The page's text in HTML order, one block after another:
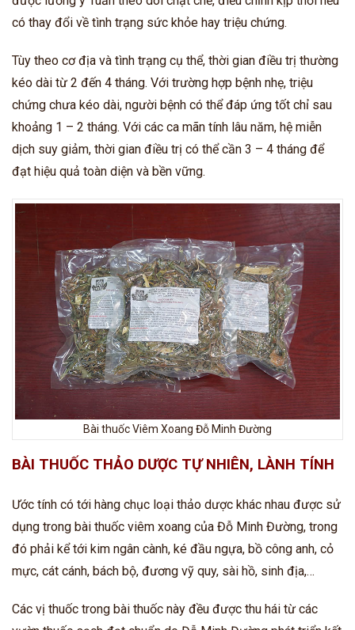
có thay đổi về tình trạng sức khỏe hay triệu chứng.
Tùy theo cơ địa và tình trạng cụ thể, thời gian điều trị thường
kéo dài từ 2 đến 4 tháng. Với trường hợp bệnh nhẹ, triệu
chứng chưa kéo dài, người bệnh có thể đáp ứng tốt chỉ sau
khoảng 1 – 2 tháng. Với các ca mãn tính lâu năm, hệ miễn
dịch suy giảm, thời gian điều trị có thể cần 3 – 4 tháng để
đạt hiệu quả toàn diện và bền vững.
Bài thuốc Viêm Xoang Đỗ Minh Đường
BÀI THUỐC THẢO DƯỢC TỰ NHIÊN, LÀNH TÍNH
Ước tính có tới hàng chục loại thảo dược khác nhau được sử
dụng trong bài thuốc viêm xoang của Đỗ Minh Đường, trong
đó phải kể tới kim ngân cành, ké đầu ngựa, bồ công anh, cỏ
mực, cát cánh, bách bộ, đương vỹ quy, sài hồ, sinh địa,…
Các vị thuốc trong bài thuốc này đều được thu hái từ các